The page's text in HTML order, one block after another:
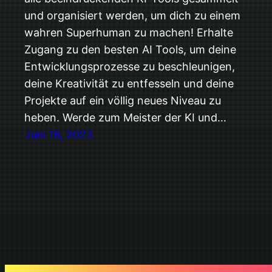
und organisiert werden, um dich zu einem
wahren Superhuman zu machen! Erhalte
Zugang zu den besten AI Tools, um deine
Entwicklungsprozesse zu beschleunigen,
deine Kreativität zu entfesseln und deine
Projekte auf ein völlig neues Niveau zu
heben. Werde zum Meister der KI und…
Juni 16, 2023